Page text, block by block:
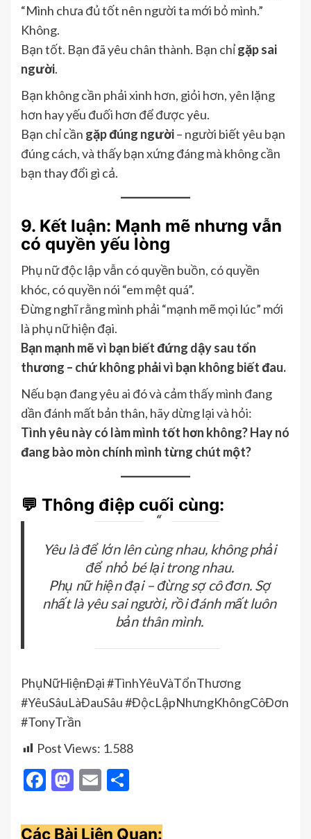
“Mình chưa đủ tốt nên người ta mới bỏ mình.”
Không.
Bạn tốt. Bạn đã yêu chân thành. Bạn chỉgặp sai
người.
Bạn không cần phải xinh hơn, giỏi hơn, yên lặng
hơn hay yếu đuối hơn để được yêu.
Bạn chỉ cần gặp đúng người– người biết yêu bạn
đúng cách, và thấy bạn xứng đáng mà không cần
bạn thay đổi gì cả.
9. Kết luận: Mạnh mẽ nhưng vẫn
có quyền yếu lòng
Phụ nữ độc lập vẫn có quyền buồn, có quyền
khóc, có quyền nói “em mệt quá”.
Đừng nghĩ rằng mình phải “mạnh mẽ mọi lúc” mới
là phụ nữ hiện đại.
Bạn mạnh mẽ vì bạn biết đứng dậy sau tổn
thương – chứ không phải vì bạn không biết đau.
Nếu bạn đang yêu ai đó và cảm thấy mình đang
dần đánh mất bản thân, hãy dừng lại và hỏi:
Tình yêu này có làm mình tốt hơn không? Hay nó
đang bào mòn chính mình từng chút một?
💬 Thông điệp cuối cùng:
Yêu là để lớn lên cùng nhau, không phải
để nhỏ bé lại trong nhau.
Phụ nữ hiện đại – đừng sợ cô đơn. Sợ
nhất là yêu sai người, rồi đánh mất luôn
bản thân mình.
PhụNữHiệnĐại #TìnhYêuVàTổnThương
#YêuSâuLàĐauSâu #ĐộcLậpNhưngKhôngCôĐơn
#TonyTrần
Post Views: 1.588
Facebook
Mastodon
Email
Các Bài Liên Quan: